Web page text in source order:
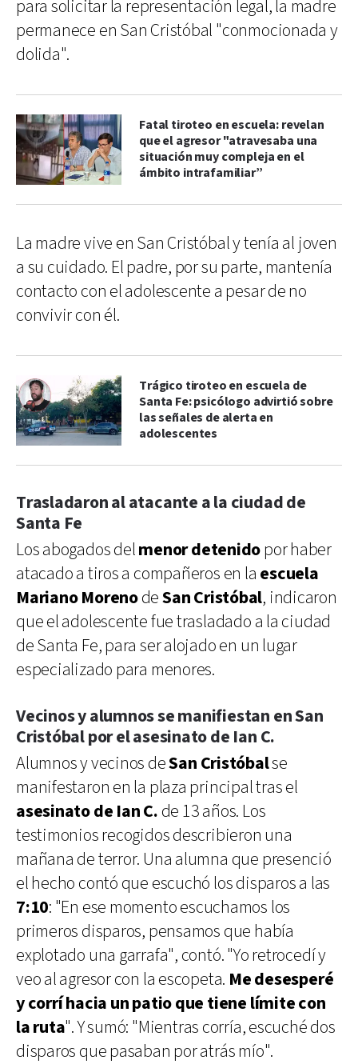
para solicitar la representación legal, la madre
permanece en San Cristóbal "conmocionada y
dolida".
Fatal tiroteo en escuela: revelan
que el agresor "atravesaba una
situación muy compleja en el
ámbito intrafamiliar”
La madre vive en San Cristóbal y tenía al joven
a su cuidado. El padre, por su parte, mantenía
contacto con el adolescente a pesar de no
convivir con él.
Trágico tiroteo en escuela de
Santa Fe: psicólogo advirtió sobre
las señales de alerta en
adolescentes
Trasladaron al atacante a la ciudad de
Santa Fe
Los abogados delmenor detenidopor haber
atacado a tiros a compañeros en la escuela
Mariano MorenodeSanCristóbal, indicaron
que el adolescente fue trasladado a la ciudad
de Santa Fe, para ser alojado en un lugar
especializado para menores.
Vecinos y alumnos se manifiestan en San
Cristóbal por el asesinato de Ian C.
Alumnos y vecinos deSan Cristóbalse
manifestaron en la plaza principal tras el
asesinato de Ian C. de 13 años. Los
testimonios recogidos describieron una
mañana de terror. Una alumna que presenció
el hecho contó que escuchó los disparos a las
7:10: "En ese momento escuchamos los
primeros disparos, pensamos que había
explotado una garrafa", contó. "Yo retrocedí y
veo al agresor con la escopeta. Me desesperé
y corrí hacia un patio que tiene límite con
la ruta". Y sumó: "Mientras corría, escuché dos
disparos que pasaban por atrás mío".